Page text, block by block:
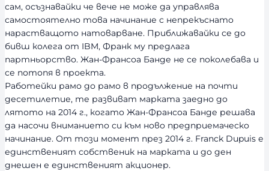
сам, осъзнавайки че вече не може да управлява
самостоятелно това начинание с непрекъснато
нарастващото натоварване. Приближавайки се до
бивш колега от IBM, Франк му предлага
партньорство. Жан-Франсоа Банде не се поколебава и
се потопя в проекта.
Работейки рамо до рамо в продължение на почти
десетилетие, те развиват марката заедно до
лятото на 2014 г., когато Жан-Франсоа Банде решава
да насочи вниманието си към ново предприемаческо
начинание. От този момент през 2014 г. Franck Dupuis е
единственият собственик на марката и до ден
днешен е единственият акционер.